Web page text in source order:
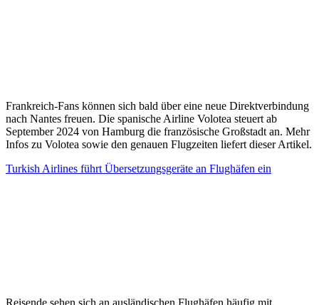
Frankreich-Fans können sich bald über eine neue Direktverbindung
nach Nantes freuen. Die spanische Airline Volotea steuert ab
September 2024 von Hamburg die französische Großstadt an. Mehr
Infos zu Volotea sowie den genauen Flugzeiten liefert dieser Artikel.
Turkish Airlines führt Übersetzungsgeräte an Flughäfen ein
Reisende sehen sich an ausländischen Flughäfen häufig mit